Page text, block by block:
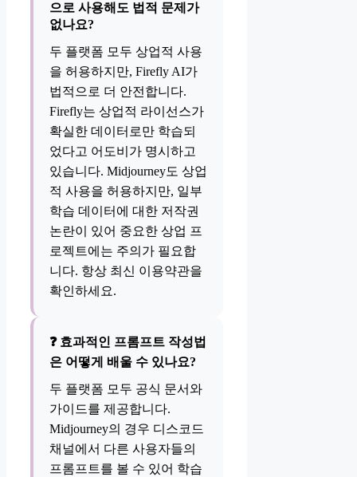
으로 사용해도 법적 문제가
없나요?
두 플랫폼 모두 상업적 사용
을 허용하지만, Firefly AI가
법적으로 더 안전합니다.
Firefly는 상업적 라이선스가
확실한 데이터로만 학습되
었다고 어도비가 명시하고
있습니다. Midjourney도 상업
적 사용을 허용하지만, 일부
학습 데이터에 대한 저작권
논란이 있어 중요한 상업 프
로젝트에는 주의가 필요합
니다. 항상 최신 이용약관을
확인하세요.
❓ 효과적인 프롬프트 작성법
은 어떻게 배울 수 있나요?
두 플랫폼 모두 공식 문서와
가이드를 제공합니다.
Midjourney의 경우 디스코드
채널에서 다른 사용자들의
프롬프트를 볼 수 있어 학습